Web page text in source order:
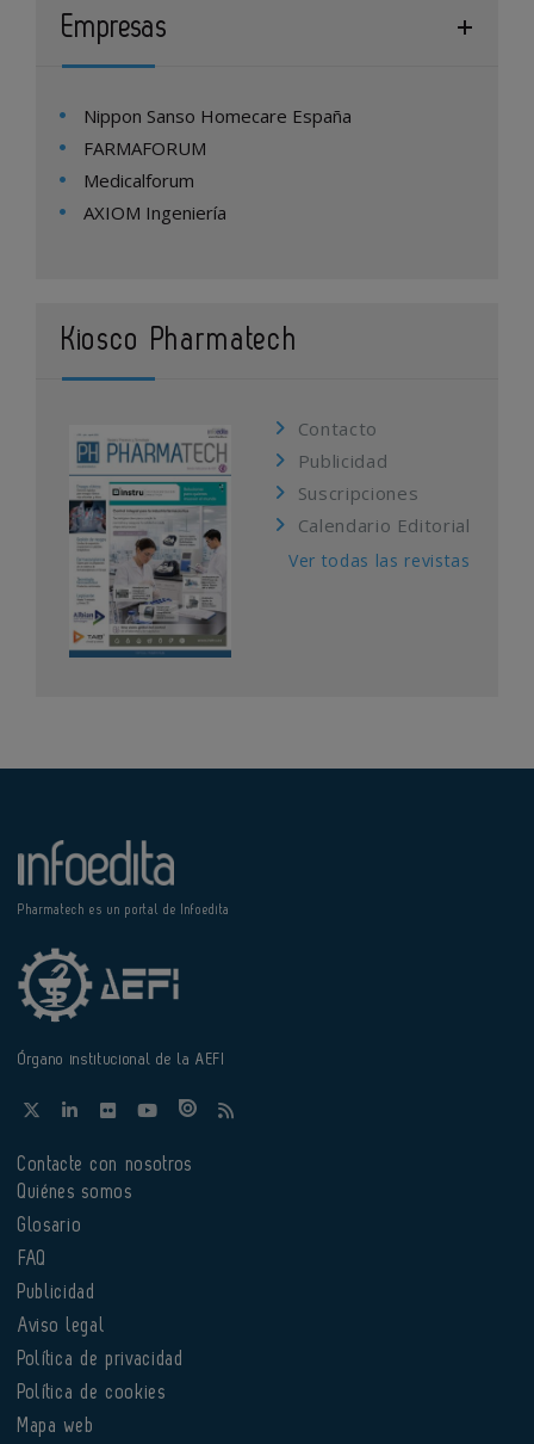
Empresas
Nippon Sanso Homecare España
FARMAFORUM
Medicalforum
AXIOM Ingeniería
Kiosco Pharmatech
Contacto
Publicidad
Suscripciones
Calendario Editorial
Ver todas las revistas
Pharmatech es un portal de Infoedita
Órgano institucional de la AEFI
Contacte con nosotros
Quiénes somos
Glosario
FAQ
Publicidad
Aviso legal
Política de privacidad
Política de cookies
Mapa web